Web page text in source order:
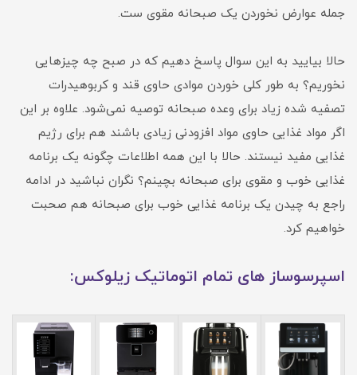
جمله عوارض نخوردن یک صبحانه مقوی ست.
حالا بیایید به این سوال پاسخ دهیم که در صبح چه چیزهایی
نخوریم؟ به طور کلی خوردن موادی حاوی قند و کربوهیدرات
تصفیه شده زیاد برای وعده صبحانه توصیه نمی‌شود. علاوه بر این
اگر مواد غذایی حاوی مواد افزودنی زیادی باشند هم برای رژیم
غذایی مفید نیستند. حالا با این همه اطلاعات چگونه یک برنامه
غذایی خوب و مقوی برای صبحانه بچینم؟ نگران نباشید در ادامه
راجع به چیدن یک برنامه غذایی خوب برای صبحانه هم صحبت
خواهیم کرد.
اسپرسوساز های تمام اتوماتیک زیلوکس: